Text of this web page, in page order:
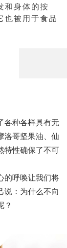
和身体的按
也被用于食品
各种各样具有无
洛哥坚果油、仙
特性确保了不可
的呼唤让我们将
说：为什么不向
？